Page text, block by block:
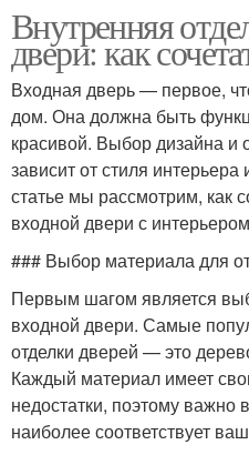
Внутренняя
двери: как
Входная дверь — первое,
дом. Она должна быть
красивой. Выбор дизайна и
зависит от стиля
статье мы рассмотрим, как
входной двери с
### Выбор материала для
Первым шагом является
входной двери. Самые
отделки дверей — это
Каждый материал имеет
недостатки, поэтому важно
наиболее соответствует